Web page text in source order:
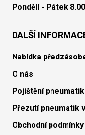
Pondělí - Pátek
DALŠÍ
Nabídka
O nás
Pojištění
Přezutí pneumatik
Obchodní podmínky